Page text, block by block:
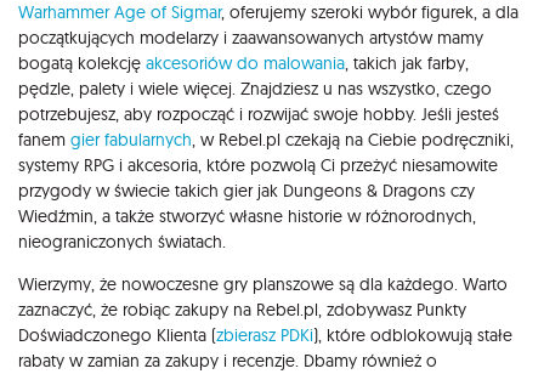
Warhammer Age of Sigmar, oferujemy szeroki wybór figurek, a dla
początkujących modelarzy i zaawansowanych artystów mamy
bogatą kolekcję akcesoriów do malowania, takich jak farby,
pędzle, palety i wiele więcej. Znajdziesz u nas wszystko, czego
potrzebujesz, aby rozpocząć i rozwijać swoje hobby. Jeśli jesteś
fanem gier fabularnych, w Rebel.pl czekają na Ciebie podręczniki,
systemy RPG i akcesoria, które pozwolą Ci przeżyć niesamowite
przygody w świecie takich gier jak Dungeons & Dragons czy
Wiedźmin, a także stworzyć własne historie w różnorodnych,
nieograniczonych światach.
Wierzymy, że nowoczesne gry planszowe są dla każdego. Warto
zaznaczyć, że robiąc zakupy na Rebel.pl, zdobywasz Punkty
Doświadczonego Klienta (zbierasz PDKi), które odblokowują stałe
rabaty w zamian za zakupy i recenzje. Dbamy również o